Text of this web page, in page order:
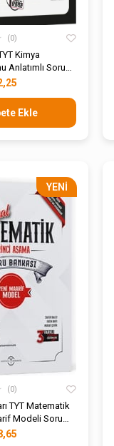
0
Kimya
Anlatımlı Soru
Ekle
0
TYT Matematik
Modeli Soru
YENI
ÜRÜN